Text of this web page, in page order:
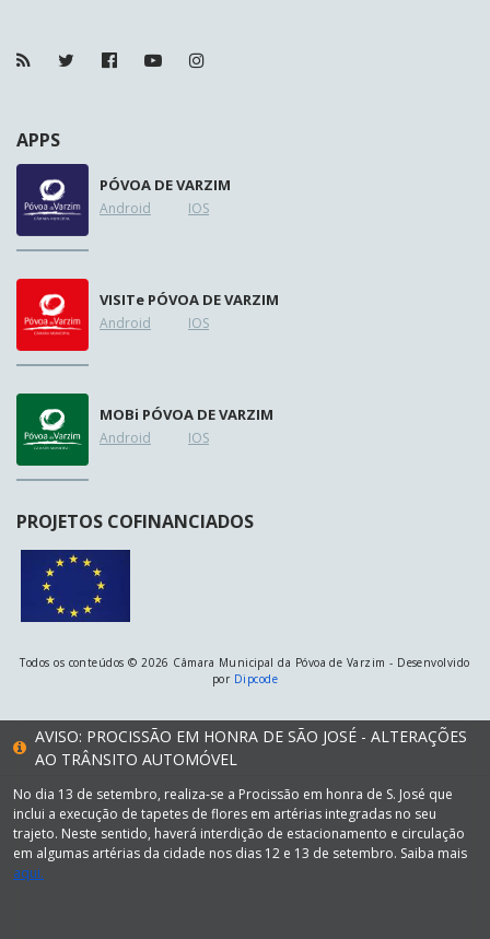
APPS
PÓVOA DE VARZIM
Android IOS
VISITe PÓVOA DE VARZIM
Android IOS
MOBi PÓVOA DE VARZIM
Android IOS
PROJETOS COFINANCIADOS
Todos os conteúdos © 2026 Câmara Municipal da Póvoa de Varzim - Desenvolvido
por Dipcode
AVISO: PROCISSÃO EM HONRA DE SÃO JOSÉ - ALTERAÇÕES
AO TRÂNSITO AUTOMÓVEL
No dia 13 de setembro, realiza-se a Procissão em honra de S. José que
inclui a execução de tapetes de flores em artérias integradas no seu
trajeto. Neste sentido, haverá interdição de estacionamento e circulação
em algumas artérias da cidade nos dias 12 e 13 de setembro. Saiba mais
aqui.